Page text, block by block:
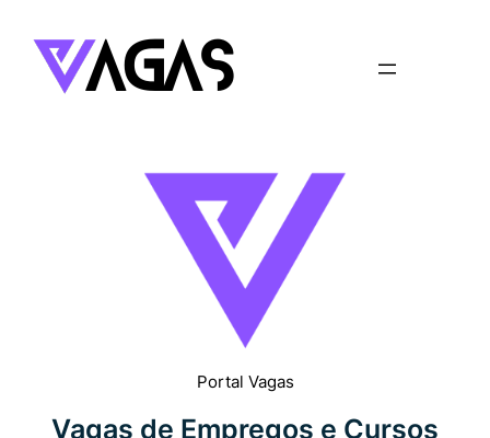
para
conteúdo
Portal Vagas
Vagas de Empregos e Cursos